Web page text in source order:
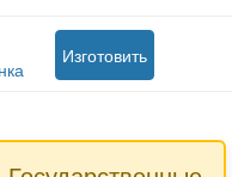
Изготовить